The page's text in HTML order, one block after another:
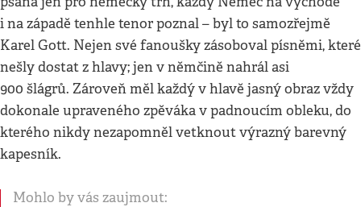
i na západě tenhle tenor poznal – byl to samozřejmě
Karel Gott. Nejen své fanoušky zásoboval písněmi, které
nešly dostat z hlavy; jen v němčině nahrál asi
900 šlágrů. Zároveň měl každý v hlavě jasný obraz vždy
dokonale upraveného zpěváka v padnoucím obleku, do
kterého nikdy nezapomněl vetknout výrazný barevný
kapesník.
Mohlo by vás zaujmout: